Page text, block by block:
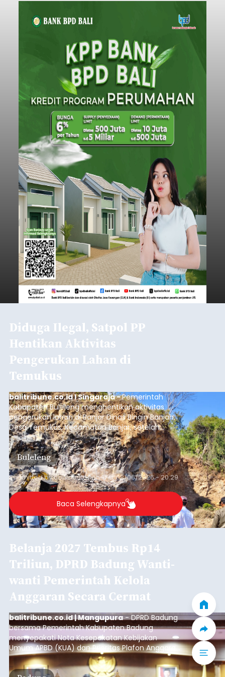
Diduga Ilegal, Satpol PP
Hentikan Aktivitas
Pengerukan Lahan di
Temukus
balitribune.co.id I Singaraja -Pemerintah
Kabupaten Buleleng menghentikan aktivitas
pengerukan lahan di Banjar Dinas Bingin Banjah,
Desa Temukus, Kecamatan Banjar, setelah
ditemukan indikasi kegiatan pengambilan
material yang tidak sesuai dengan peruntukan
kawasan.
Buleleng
Submitted bycontributoronThu, 08/06/2026 - 20:29
Baca Selengkapnya
Belanja 2027 Tembus Rp14
Triliun, DPRD Badung Wanti-
wanti Pemerintah Kelola
Anggaran Secara Cermat
balitribune.co.id | Mangupura- DPRD Badung
bersama Pemerintah Kabupaten Badung
menyepakati Nota Kesepakatan Kebijakan
Umum APBD (KUA) dan Prioritas Plafon Anggaran
Sementara (PPAS) Tahun Anggaran 2027 dalam
rapat paripurna yang digelar di Gedung DPRD